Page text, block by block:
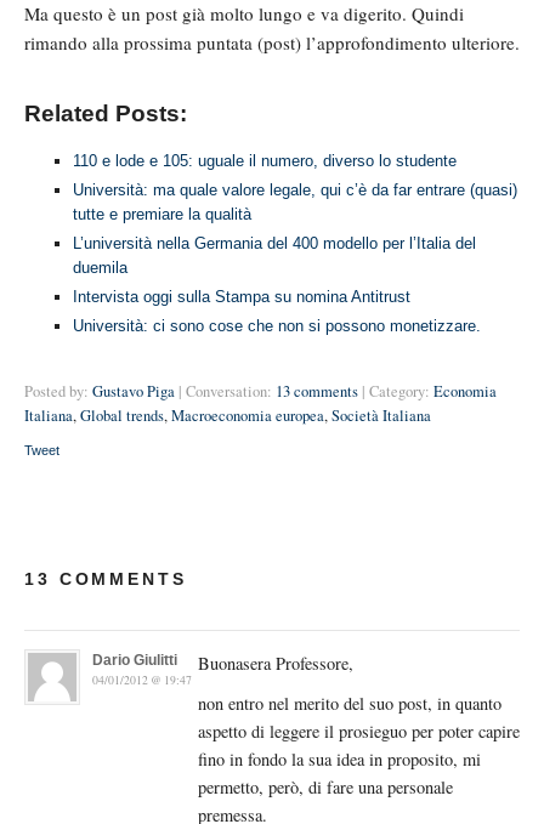
Ma questo è un post già molto lungo e va digerito. Quindi
rimando alla prossima puntata (post) l’approfondimento ulteriore.
Related Posts:
110 e lode e 105: uguale il numero, diverso lo studente
Università: ma quale valore legale, qui c’è da far entrare (quasi)
tutte e premiare la qualità
L’università nella Germania del 400 modello per l’Italia del
duemila
Intervista oggi sulla Stampa su nomina Antitrust
Università: ci sono cose che non si possono monetizzare.
Posted by: Gustavo Piga | Conversation: 13 comments | Category: Economia
Italiana,Global trends,Macroeconomia europea,Società Italiana
Tweet
13 COMMENTS
Dario Giulitti
04/01/2012 @ 19:47
Buonasera Professore,
non entro nel merito del suo post, in quanto
aspetto di leggere il prosieguo per poter capire
fino in fondo la sua idea in proposito, mi
permetto, però, di fare una personale
premessa.